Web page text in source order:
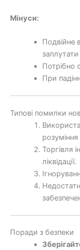
Мінуси:
Подвійне
заплутати
Потрібно
При
Типові помилки
розуміння
Торгівля
ліквідації.
Поради з безпеки